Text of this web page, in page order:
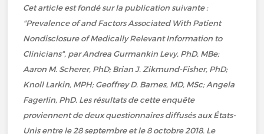
Cet article est fondé sur la publication suivante :
"Prevalence of and Factors Associated With Patient
Nondisclosure of Medically Relevant Information to
Clinicians", par Andrea Gurmankin Levy, PhD, MBe;
Aaron M. Scherer, PhD; Brian J. Zikmund-Fisher, PhD;
Knoll Larkin, MPH; Geoffrey D. Barnes, MD, MSc; Angela
Fagerlin, PhD. Les résultats de cette enquête
proviennent de deux questionnaires diffusés aux États-
Unis entre le 28 septembre et le 8 octobre 2018. Le